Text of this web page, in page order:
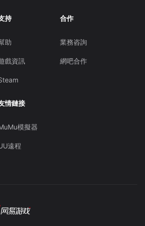
持
助
戲資訊
合作
業務咨詢
網吧合作
情鏈接
模擬器
遠程